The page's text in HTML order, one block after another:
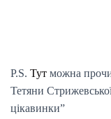
P.S. Тут можна
Тетяни
цікавинки”